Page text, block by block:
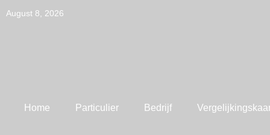
August 8, 2026
Home Particulier Bedrijf